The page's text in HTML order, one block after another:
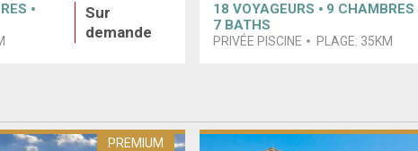
Sur
demande
18VOYAGEURS 9 CHAMBRES
7 BATHS
PRIVÉE PISCINE PLAGE: 35KM
PREMIUM